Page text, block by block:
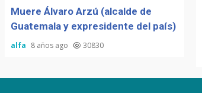
Muere Álvaro Arzú (alcalde de
Guatemala y expresidente del país)
alfa 8 años ago 30830